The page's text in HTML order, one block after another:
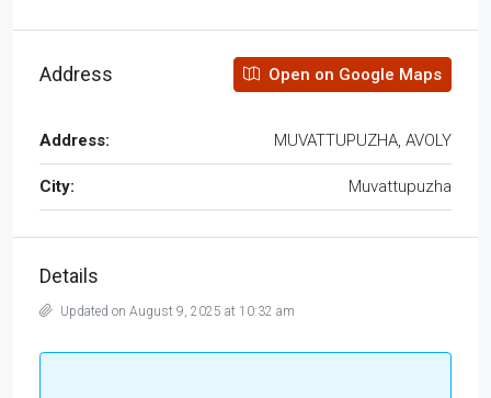
Address Open on Google Maps
Address: MUVATTUPUZHA, AVOLY
City: Muvattupuzha
Details
Updated on August 9, 2025 at 10:32 am